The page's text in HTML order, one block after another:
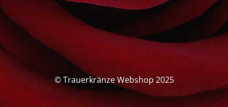
© Trauerkränze Webshop 2025